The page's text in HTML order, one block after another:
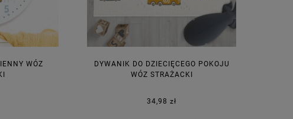
WÓZ
DYWANIK DO DZIECIĘCEGO POKOJU
WÓZ STRAŻACKI
34,98 zł